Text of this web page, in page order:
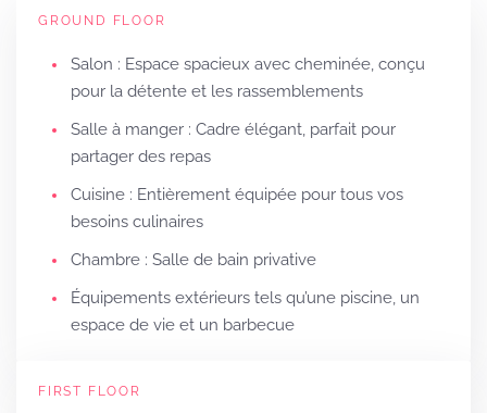
GROUND FLOOR
Salon : Espace spacieux avec cheminée, conçu
pour la détente et les rassemblements
Salle à manger : Cadre élégant, parfait pour
partager des repas
Cuisine : Entièrement équipée pour tous vos
besoins culinaires
Chambre : Salle de bain privative
Équipements extérieurs tels qu’une piscine, un
espace de vie et un barbecue
FIRST FLOOR